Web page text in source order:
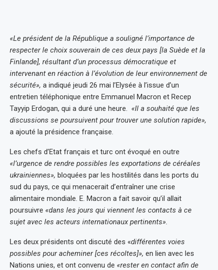
«Le président de la République a souligné l’importance de
respecter le choix souverain de ces deux pays [la Suède et la
Finlande], résultant d’un processus démocratique et
intervenant en réaction à l’évolution de leur environnement de
sécurité», a indiqué jeudi 26 mai l’Elysée à l’issue d’un
entretien téléphonique entre Emmanuel Macron et Recep
Tayyip Erdogan, qui a duré une heure. «Il a souhaité que les
discussions se poursuivent pour trouver une solution rapide»,
a ajouté la présidence française.
Les chefs d’Etat français et turc ont évoqué en outre
«l’urgence de rendre possibles les exportations de céréales
ukrainiennes», bloquées par les hostilités dans les ports du
sud du pays, ce qui menacerait d’entraîner une crise
alimentaire mondiale. E. Macron a fait savoir qu’il allait
poursuivre «dans les jours qui viennent les contacts à ce
sujet avec les acteurs internationaux pertinents».
Les deux présidents ont discuté des «différentes voies
possibles pour acheminer [ces récoltes]», en lien avec les
Nations unies, et ont convenu de «rester en contact afin de